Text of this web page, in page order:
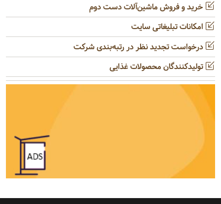
خرید و فروش ماشین‌آلات دست دوم
امکانات تبلیغاتی سایت
درخواست تجدید نظر در رتبه‌بندی شرکت
تولیدکنندگان محصولات غذایی